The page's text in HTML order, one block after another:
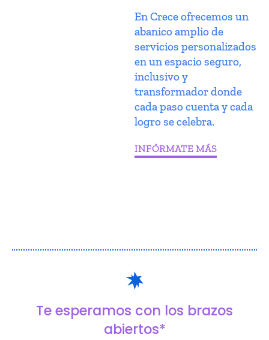
En Crece ofrecemos un
abanico amplio de
servicios personalizados
en un espacio seguro,
inclusivo y
transformador donde
cada paso cuenta y cada
logro se celebra.
INFÓRMATE MÁS
Te esperamos con los brazos
abiertos*